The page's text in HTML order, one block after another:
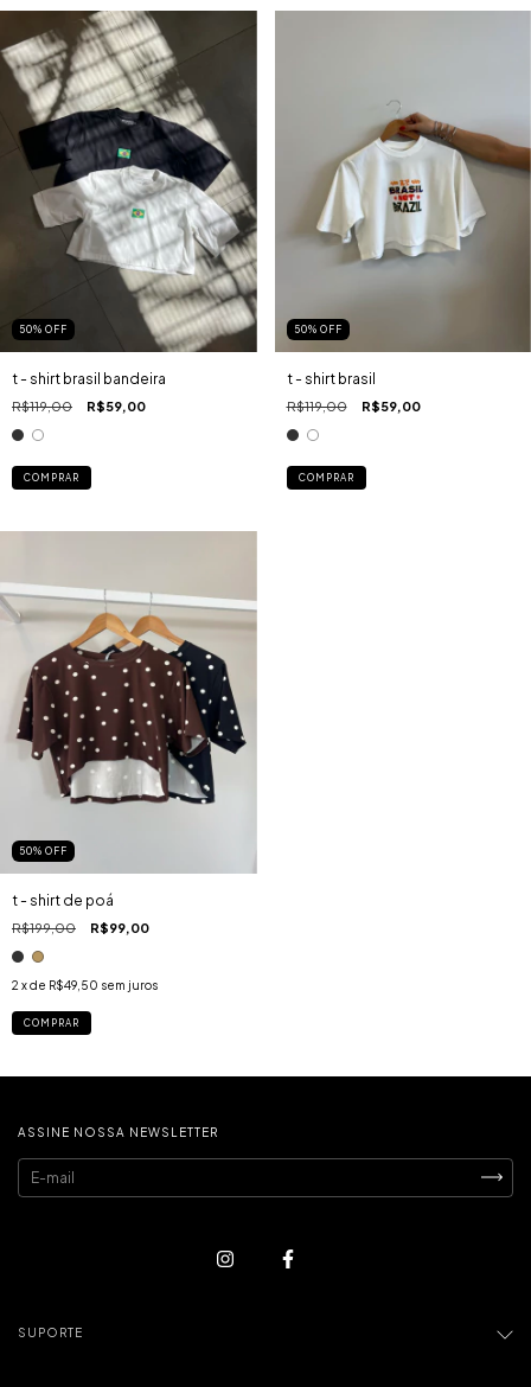
50% OFF
t - shirt brasil bandeira
R$119,00 R$59,00
COMPRAR
50% OFF
t - shirt brasil
R$119,00 R$59,00
COMPRAR
50% OFF
t - shirt de poá
R$199,00 R$99,00
2 x de R$49,50 sem juros
COMPRAR
ASSINE NOSSA NEWSLETTER
SUPORTE